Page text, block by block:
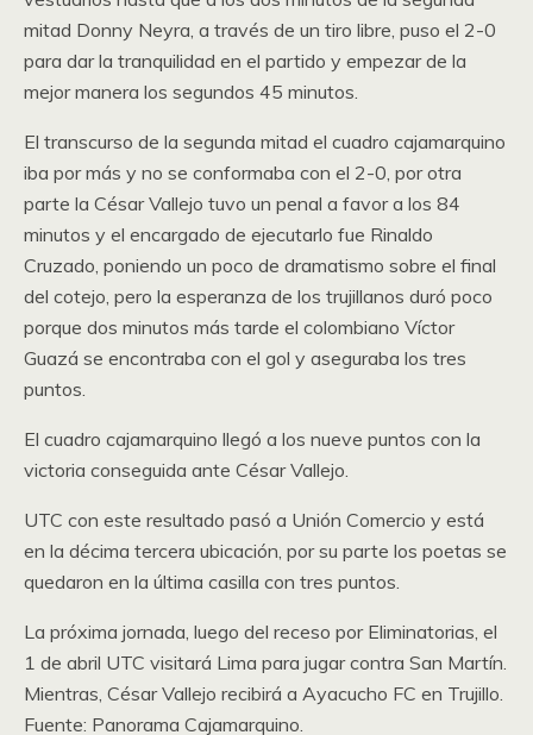
mitad Donny Neyra, a través de un tiro libre, puso el 2-0
para dar la tranquilidad en el partido y empezar de la
mejor manera los segundos 45 minutos.
El transcurso de la segunda mitad el cuadro cajamarquino
iba por más y no se conformaba con el 2-0, por otra
parte la César Vallejo tuvo un penal a favor a los 84
minutos y el encargado de ejecutarlo fue Rinaldo
Cruzado, poniendo un poco de dramatismo sobre el final
del cotejo, pero la esperanza de los trujillanos duró poco
porque dos minutos más tarde el colombiano Víctor
Guazá se encontraba con el gol y aseguraba los tres
puntos.
El cuadro cajamarquino llegó a los nueve puntos con la
victoria conseguida ante César Vallejo.
UTC con este resultado pasó a Unión Comercio y está
en la décima tercera ubicación, por su parte los poetas se
quedaron en la última casilla con tres puntos.
La próxima jornada, luego del receso por Eliminatorias, el
1 de abril UTC visitará Lima para jugar contra San Martín.
Mientras, César Vallejo recibirá a Ayacucho FC en Trujillo.
Fuente: Panorama Cajamarquino.